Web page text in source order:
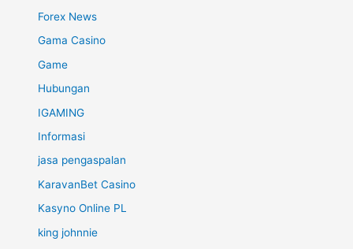
Forex News
Gama Casino
Game
Hubungan
IGAMING
Informasi
jasa pengaspalan
KaravanBet Casino
Kasyno Online PL
king johnnie